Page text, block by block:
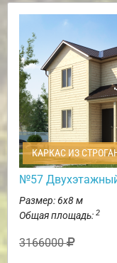
КАРКАС ИЗ
№57
Размер: 6х8 м
Общая площадь: 2
3166000